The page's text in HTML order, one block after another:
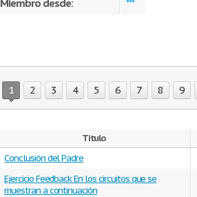
Miembro desde: ***
1 2 3 4 5 6 7 8 9
Titulo
Conclusión del Padre
Ejercicio Feedback En los circuitos que se
muestran a continuación